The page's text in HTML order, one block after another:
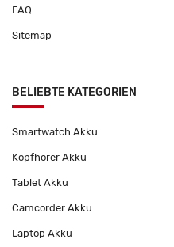
FAQ
Sitemap
BELIEBTE KATEGORIEN
Smartwatch Akku
Kopfhörer Akku
Tablet Akku
Camcorder Akku
Laptop Akku